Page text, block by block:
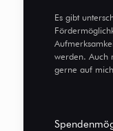
Es gibt
werden. Auch
gerne auf